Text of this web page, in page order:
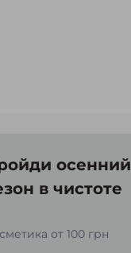
осенний
в чистоте
от 100 грн